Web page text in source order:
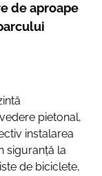
de aproape
pietonal,
instalarea
siguranță la
de biciclete,